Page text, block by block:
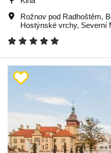
Rožnov pod Radhoštěm,
Hostýnské vrchy, Severní